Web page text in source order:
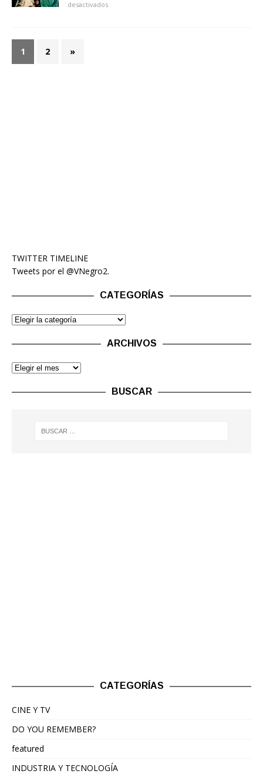
desactivados
1 2 »
TWITTER TIMELINE
Tweets por el @VNegro2.
CATEGORÍAS
ARCHIVOS
BUSCAR
CATEGORÍAS
CINE Y TV
DO YOU REMEMBER?
featured
INDUSTRIA Y TECNOLOGÍA